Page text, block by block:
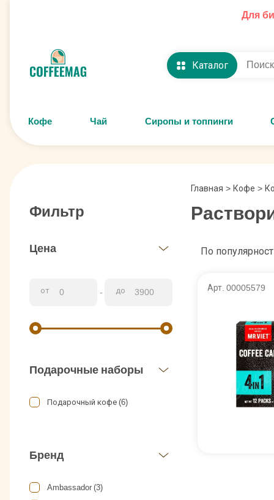
Для
Каталог
Кофе Чай Сиропы и топпинги
Фильтр
Цена
от - до
Подарочные наборы
Подарочный кофе (6)
Бренд
Ambassador (3)
Главная > Кофе >
По
Арт. 00005579